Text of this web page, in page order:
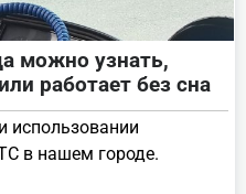
можно узнать,
работает без сна
использовании
в нашем городе.